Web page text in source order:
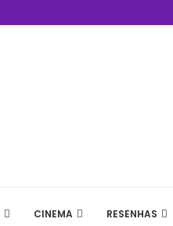
CINEMA RESENHAS